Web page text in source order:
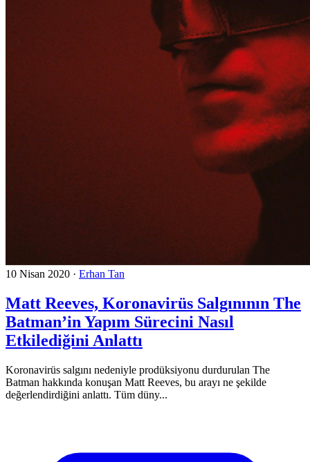
10 Nisan 2020 · Erhan Tan
Matt Reeves, Koronavirüs Salgınının The
Batman’in Yapım Sürecini Nasıl
Etkilediğini Anlattı
Koronavirüs salgını nedeniyle prodüksiyonu durdurulan The
Batman hakkında konuşan Matt Reeves, bu arayı ne şekilde
değerlendirdiğini anlattı. Tüm düny...